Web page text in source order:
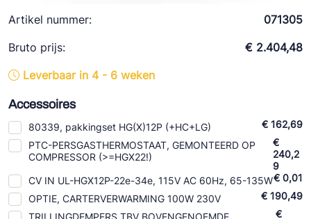
Artikel nummer:
071305
Bruto prijs:
€ 2.404,48
Leverbaar in 4 - 6 weken
Accessoires
80339, pakkingset HG(X)12P (+HC+LG)
€ 162,69
PTC-PERSGASTHERMOSTAAT, GEMONTEERD OP
COMPRESSOR (>=HGX22!)
€
240,2
9
CV IN UL-HGX12P-22e-34e, 115V AC 60Hz, 65-135W€ 0,01
OPTIE, CARTERVERWARMING 100W 230V
€ 190,49
TRILLINGDEMPERS TBV BOVENGENOEMDE
€